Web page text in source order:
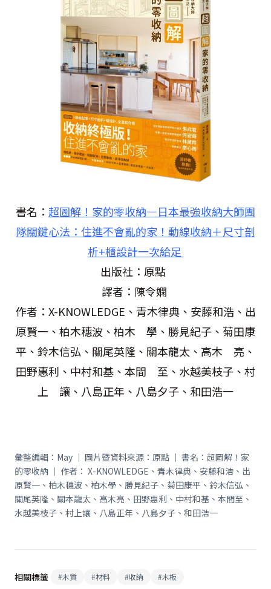
書名： 超圖解！家的零收納—日本最強收納大師團
隊關鍵心法：住進不會亂的家！動線收納＋尺寸剖
析+櫃設計一次給足
出版社：原點
譯者：陳令嫻
作者：X-KNOWLEDGE、青木律典、安藤和浩、出
原賢一、柏木穗波、柏木 學、勝見紀子、菊田康
平、鈴木信弘、關尾英隆、關本龍太、高木 亮、
田野惠利、中村和基、本間 至、水越美枝子、村
上 讓、八島正年、八島夕子、和田浩一
彙整編輯：May ｜ 圖片暨資料來源：原點 ｜ 書名：超圖解！家
的零收納 ｜ 作者： X-KNOWLEDGE、青木律典、安藤和浩、出
原賢一、柏木穗波、柏木學、勝見紀子、菊田康平、鈴木信弘、
關尾英隆、關本龍太、高木亮、田野惠利、中村和基、本間至、
水越美枝子、村上讓、八島正年、八島夕子、和田浩一
相關標籤 #木質 #材料 #收納 #木板